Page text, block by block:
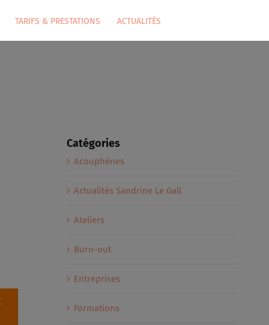
TARIFS & PRESTATIONS ACTUALITÉS
Catégories
Acouphènes
Actualités Sandrine Le Gall
Ateliers
Burn-out
Entreprises
Formations